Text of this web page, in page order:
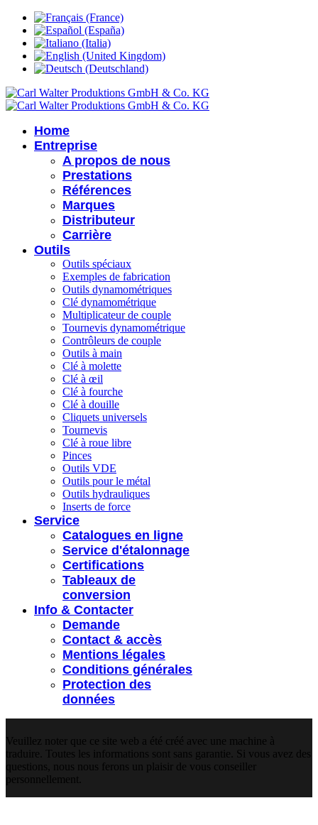
Home
Entreprise
A propos de nous
Prestations
Références
Marques
Distributeur
Carrière
Outils
Outils spéciaux
Exemples de fabrication
Outils dynamométriques
Clé dynamométrique
Multiplicateur de couple
Tournevis dynamométrique
Contrôleurs de couple
Outils à main
Clé à molette
Clé à œil
Clé à fourche
Clé à douille
Cliquets universels
Tournevis
Clé à roue libre
Pinces
Outils VDE
Outils pour le métal
Outils hydrauliques
Inserts de force
Service
Catalogues en ligne
Service d'étalonnage
Certifications
Tableaux de
conversion
Info & Contacter
Demande
Contact & accès
Mentions légales
Conditions générales
Protection des
données
Veuillez noter que ce site web a été créé avec une machine à
traduire. Toutes les informations sont sans garantie. Si vous avez des
questions, nous nous ferons un plaisir de vous conseiller
personnellement.